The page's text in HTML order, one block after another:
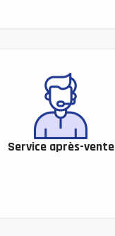
Service après-vente